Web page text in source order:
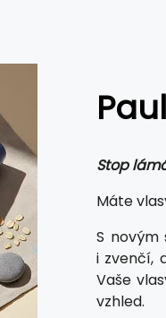
Stop
Máte
S novým
i zvenčí,
Vaše
vzhled.